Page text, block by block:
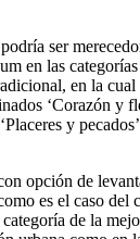
ser
en las
en la cual
‘Corazón y
y
opción de
es el caso del
de la